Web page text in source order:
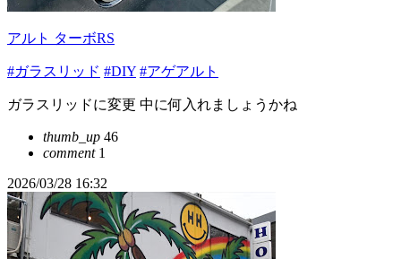
アルト ターボRS
#ガラスリッド #DIY #アゲアルト
ガラスリッドに変更 中に何入れましょうかね
thumb_up 46
comment1
2026/03/28 16:32